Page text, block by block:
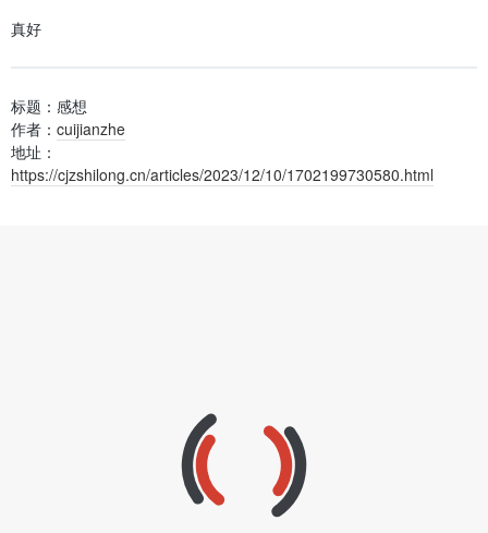
真好
标题：感想
作者： cuijianzhe
地址：
https://cjzshilong.cn/articles/2023/12/10/1702199730580.html